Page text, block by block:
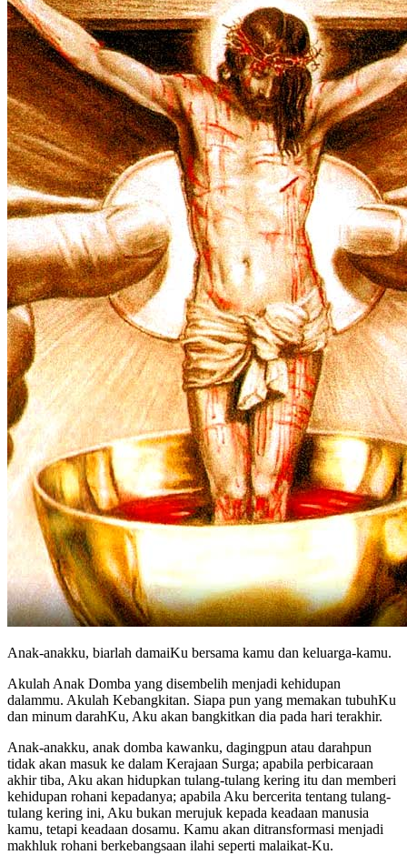
Anak-anakku, biarlah damaiKu bersama kamu dan keluarga-kamu.
Akulah Anak Domba yang disembelih menjadi kehidupan
dalammu. Akulah Kebangkitan. Siapa pun yang memakan tubuhKu
dan minum darahKu, Aku akan bangkitkan dia pada hari terakhir.
Anak-anakku, anak domba kawanku, dagingpun atau darahpun
tidak akan masuk ke dalam Kerajaan Surga; apabila perbicaraan
akhir tiba, Aku akan hidupkan tulang-tulang kering itu dan memberi
kehidupan rohani kepadanya; apabila Aku bercerita tentang tulang-
tulang kering ini, Aku bukan merujuk kepada keadaan manusia
kamu, tetapi keadaan dosamu. Kamu akan ditransformasi menjadi
makhluk rohani berkebangsaan ilahi seperti malaikat-Ku.